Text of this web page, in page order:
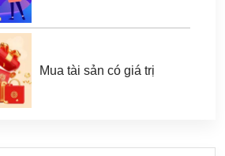
Mua tài sản có giá trị